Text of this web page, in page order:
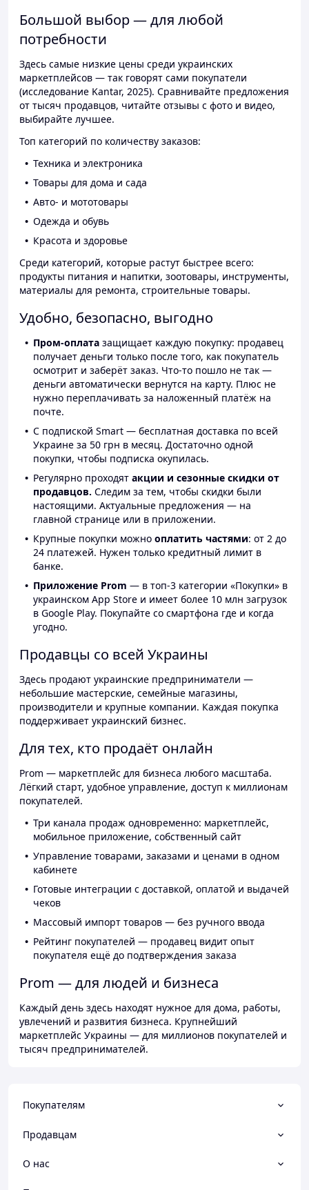
Большой выбор — для любой
потребности
Здесь самые низкие цены среди украинских
маркетплейсов — так говорят сами покупатели
(исследование Kantar, 2025). Сравнивайте предложения
от тысяч продавцов, читайте отзывы с фото и видео,
выбирайте лучшее.
Топ категорий по количеству заказов:
Техника и электроника
Товары для дома и сада
Авто- и мототовары
Одежда и обувь
Красота и здоровье
Среди категорий, которые растут быстрее всего:
продукты питания и напитки, зоотовары, инструменты,
материалы для ремонта, строительные товары.
Удобно, безопасно, выгодно
Пром-оплата защищает каждую покупку: продавец
получает деньги только после того, как покупатель
осмотрит и заберёт заказ. Что-то пошло не так —
деньги автоматически вернутся на карту. Плюс не
нужно переплачивать за наложенный платёж на
почте.
С подпиской Smart — бесплатная доставка по всей
Украине за 50 грн в месяц. Достаточно одной
покупки, чтобы подписка окупилась.
Регулярно проходят акции и сезонные скидки от
продавцов. Следим за тем, чтобы скидки были
настоящими. Актуальные предложения — на
главной странице или в приложении.
Крупные покупки можно оплатить частями: от 2 до
24 платежей. Нужен только кредитный лимит в
банке.
Приложение Prom — в топ-3 категории «Покупки» в
украинском App Store и имеет более 10 млн загрузок
в Google Play. Покупайте со смартфона где и когда
угодно.
Продавцы со всей Украины
Здесь продают украинские предприниматели —
небольшие мастерские, семейные магазины,
производители и крупные компании. Каждая покупка
поддерживает украинский бизнес.
Для тех, кто продаёт онлайн
Prom — маркетплейс для бизнеса любого масштаба.
Лёгкий старт, удобное управление, доступ к миллионам
покупателей.
Три канала продаж одновременно: маркетплейс,
мобильное приложение, собственный сайт
Управление товарами, заказами и ценами в одном
кабинете
Готовые интеграции с доставкой, оплатой и выдачей
чеков
Массовый импорт товаров — без ручного ввода
Рейтинг покупателей — продавец видит опыт
покупателя ещё до подтверждения заказа
Prom — для людей и бизнеса
Каждый день здесь находят нужное для дома, работы,
увлечений и развития бизнеса. Крупнейший
маркетплейс Украины — для миллионов покупателей и
тысяч предпринимателей.
Покупателям
Продавцам
О нас